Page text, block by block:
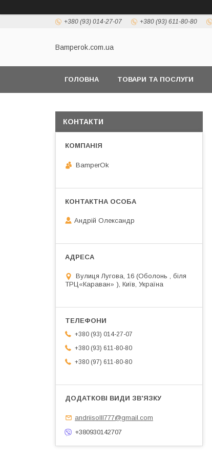
+380 (93) 014-27-07 +380 (93) 611-80-80
Bamperok.com.ua
ГОЛОВНА ТОВАРИ ТА ПОСЛУГИ
КОНТАКТИ
BamperOk
Андрій Олександр
Вулиця Лугова, 16 (Оболонь , біля
ТРЦ«Караван» ), Київ, Україна
+380 (93) 014-27-07
+380 (93) 611-80-80
+380 (97) 611-80-80
andriisolll777@gmail.com
+380930142707